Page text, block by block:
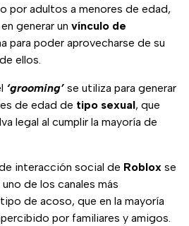
por adultos a menores de edad,
generar un vínculo de
para poder aprovecharse de su
ellos.
‘grooming’ se utiliza para generar
de edad de tipo sexual, que
legal al cumplir la mayoría de
interacción social de Roblox se
de los canales más
de acoso, que en la mayoría
por familiares y amigos.